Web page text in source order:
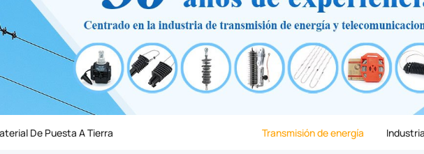
De Puesta A Tierra Transmisión de energía